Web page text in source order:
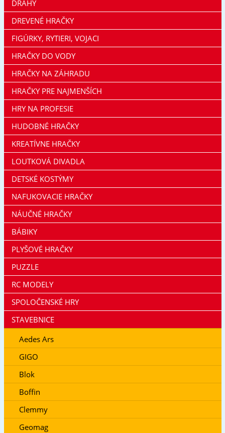
DRÁHY
DREVENÉ HRAČKY
FIGÚRKY, RYTIERI, VOJACI
HRAČKY DO VODY
HRAČKY NA ZÁHRADU
HRAČKY PRE NAJMENŠÍCH
HRY NA PROFESIE
HUDOBNÉ HRAČKY
KREATÍVNE HRAČKY
LOUTKOVÁ DIVADLA
DETSKÉ KOSTÝMY
NAFUKOVACIE HRAČKY
NÁUČNÉ HRAČKY
BÁBIKY
PLYŠOVÉ HRAČKY
PUZZLE
RC MODELY
SPOLOČENSKÉ HRY
STAVEBNICE
Aedes Ars
GIGO
Blok
Boffin
Clemmy
Geomag